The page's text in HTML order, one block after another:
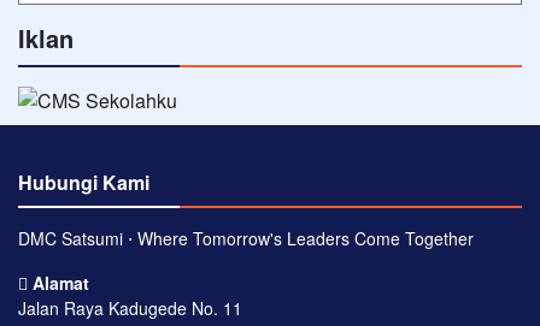
Iklan
Hubungi Kami
DMC Satsumi ⋅ Where Tomorrow's Leaders Come Together
Alamat
Jalan Raya Kadugede No. 11